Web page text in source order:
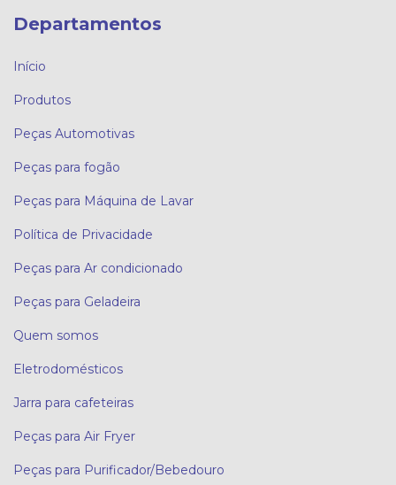
Departamentos
Início
Produtos
Peças Automotivas
Peças para fogão
Peças para Máquina de Lavar
Política de Privacidade
Peças para Ar condicionado
Peças para Geladeira
Quem somos
Eletrodomésticos
Jarra para cafeteiras
Peças para Air Fryer
Peças para Purificador/Bebedouro